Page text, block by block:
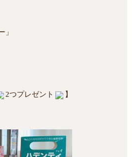
」
2つプレゼント 】